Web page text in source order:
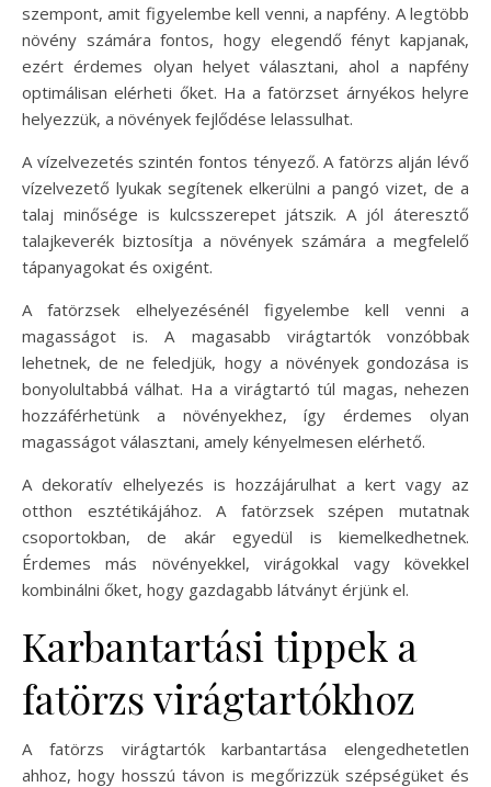
szempont, amit figyelembe kell venni, a napfény. A legtöbb
növény számára fontos, hogy elegendő fényt kapjanak,
ezért érdemes olyan helyet választani, ahol a napfény
optimálisan elérheti őket. Ha a fatörzset árnyékos helyre
helyezzük, a növények fejlődése lelassulhat.
A vízelvezetés szintén fontos tényező. A fatörzs alján lévő
vízelvezető lyukak segítenek elkerülni a pangó vizet, de a
talaj minősége is kulcsszerepet játszik. A jól áteresztő
talajkeverék biztosítja a növények számára a megfelelő
tápanyagokat és oxigént.
A fatörzsek elhelyezésénél figyelembe kell venni a
magasságot is. A magasabb virágtartók vonzóbbak
lehetnek, de ne feledjük, hogy a növények gondozása is
bonyolultabbá válhat. Ha a virágtartó túl magas, nehezen
hozzáférhetünk a növényekhez, így érdemes olyan
magasságot választani, amely kényelmesen elérhető.
A dekoratív elhelyezés is hozzájárulhat a kert vagy az
otthon esztétikájához. A fatörzsek szépen mutatnak
csoportokban, de akár egyedül is kiemelkedhetnek.
Érdemes más növényekkel, virágokkal vagy kövekkel
kombinálni őket, hogy gazdagabb látványt érjünk el.
Karbantartási tippek a
fatörzs virágtartókhoz
A fatörzs virágtartók karbantartása elengedhetetlen
ahhoz, hogy hosszú távon is megőrizzük szépségüket és